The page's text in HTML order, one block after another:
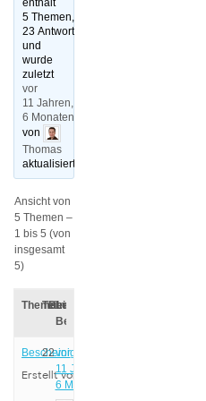
5 Themen,
23 Antworten
und
wurde
zuletzt
vor
11 Jahren,
6 Monaten
von
Thomas
aktualisiert.
Ansicht von
5 Themen –
1 bis 5 (von
insgesamt
5)
ThemaTeilnehmer
Beiträge
Letzter
Beitrag
Bescheinigung
Erstellt von:
22vor
11 Jahren,
6 Monaten